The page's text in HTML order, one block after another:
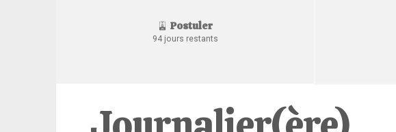
Postuler
94 jours restants